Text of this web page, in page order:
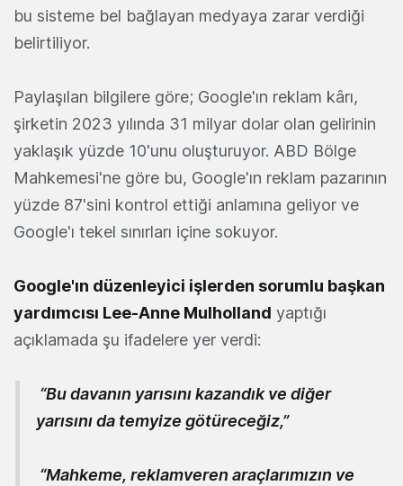
bu sisteme bel bağlayan medyaya zarar verdiği
belirtiliyor.
Paylaşılan bilgilere göre; Google'ın reklam kârı,
şirketin 2023 yılında 31 milyar dolar olan gelirinin
yaklaşık yüzde 10'unu oluşturuyor. ABD Bölge
Mahkemesi'ne göre bu, Google'ın reklam pazarının
yüzde 87'sini kontrol ettiği anlamına geliyor ve
Google'ı tekel sınırları içine sokuyor.
Google'ın düzenleyici işlerden sorumlu başkan
yardımcısı Lee-Anne Mulholland yaptığı
açıklamada şu ifadelere yer verdi:
“Budavanın yarısını kazandık ve diğer
yarısını da temyize götüreceğiz,”
“Mahkeme, reklamveren araçlarımızın ve